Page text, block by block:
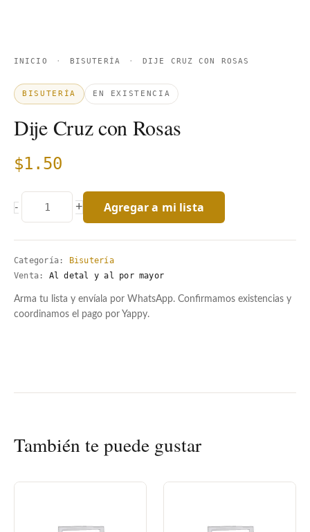
INICIO · BISUTERÍA · DIJE CRUZ CON ROSAS
BISUTERÍA EN EXISTENCIA
Dije Cruz con Rosas
$1.50
- + Agregar a mi lista
Categoría: Bisutería
Venta:
Al detal y al por mayor
Arma tu lista y envíala por WhatsApp. Confirmamos existencias y
coordinamos el pago por Yappy.
También te puede gustar